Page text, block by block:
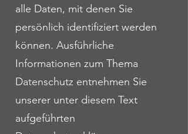
alle Daten, mit denen Sie
persönlich identifiziert werden
können. Ausführliche
Informationen zum Thema
Datenschutz entnehmen Sie
unserer unter diesem Text
aufgeführten